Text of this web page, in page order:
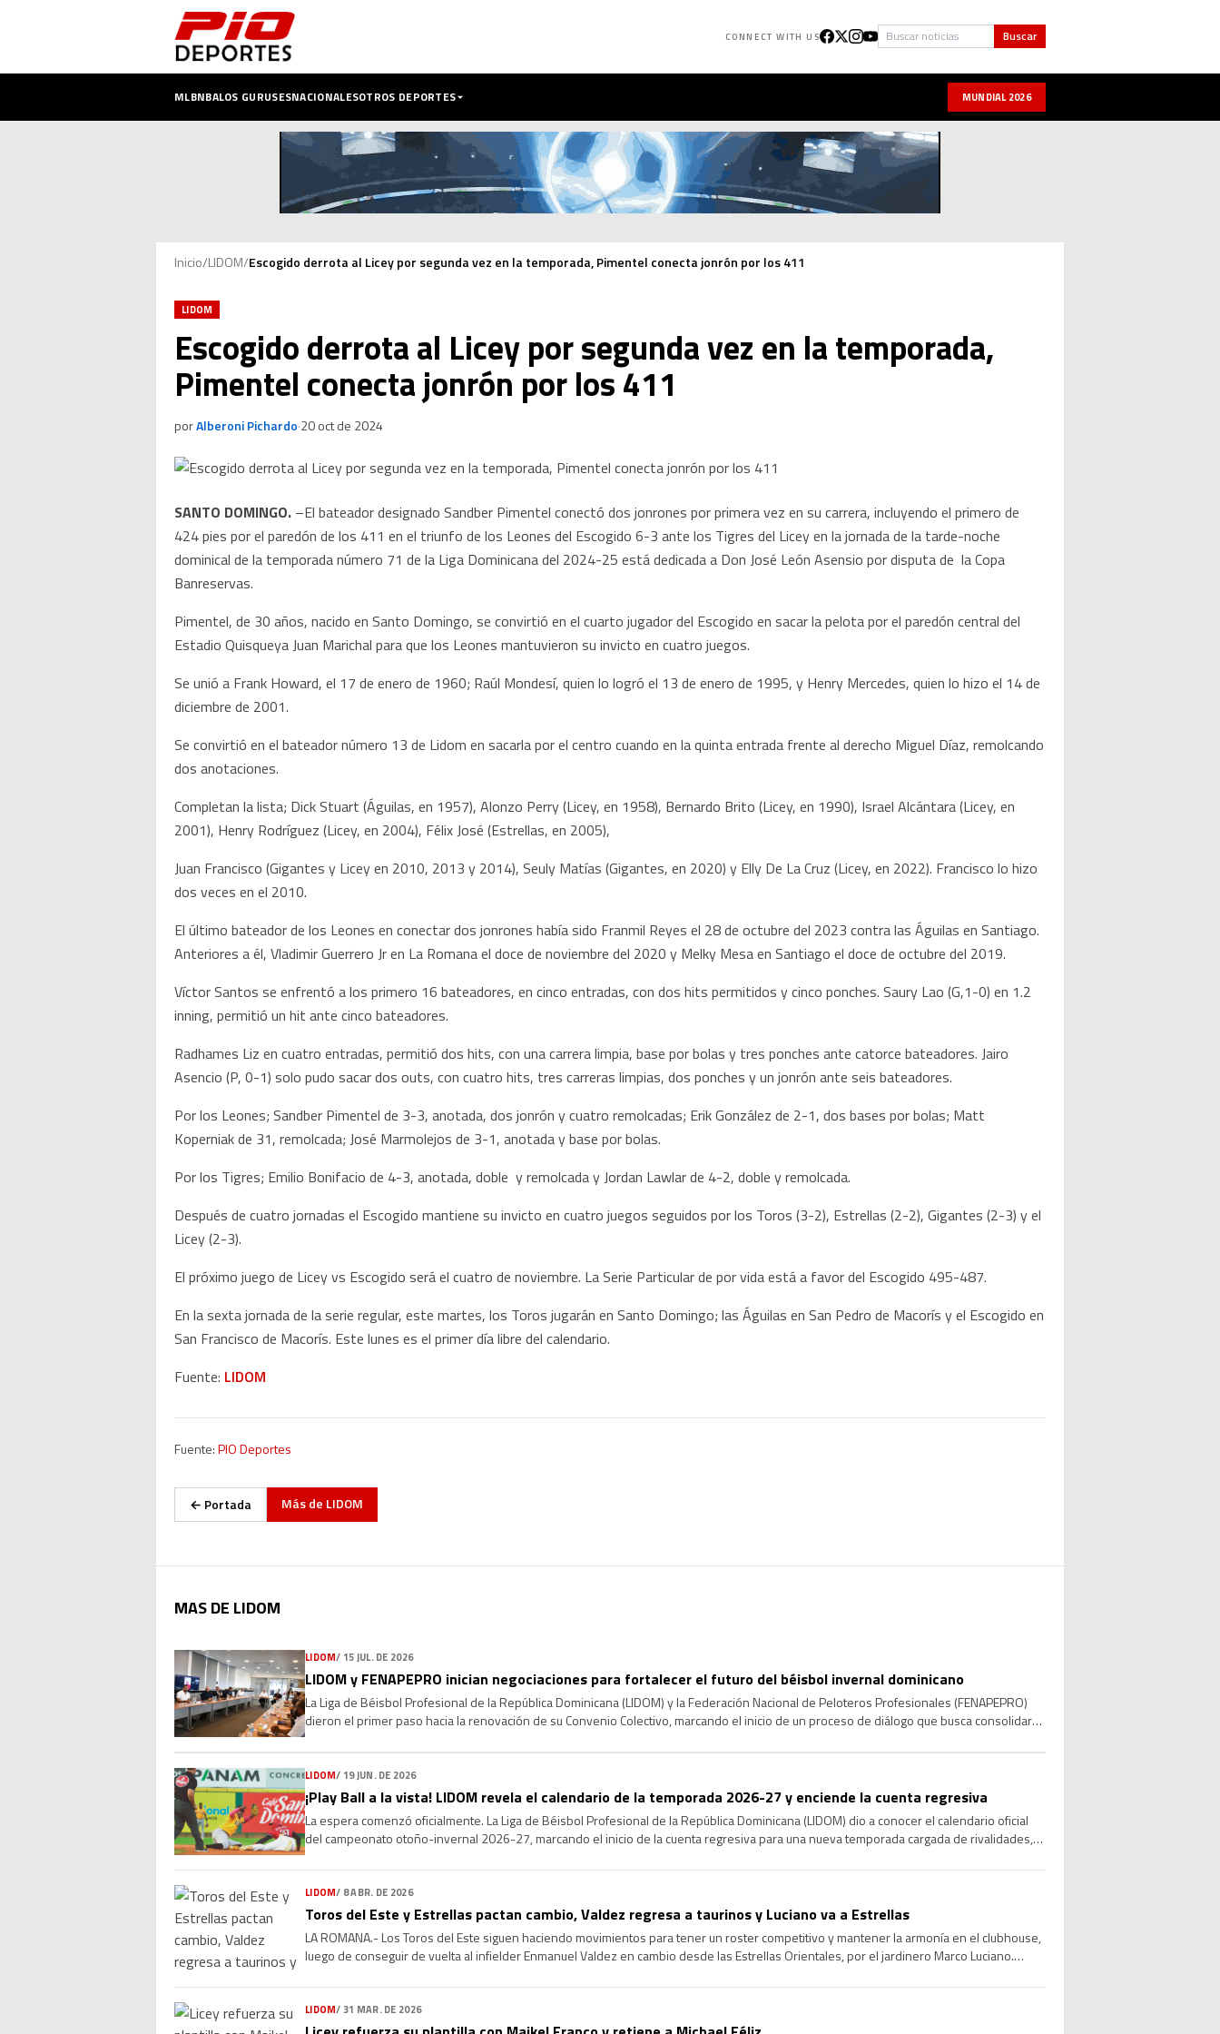
CONNECT WITH US Buscar Buscar
MLBNBALOS GURUSESNACIONALESOTROS DEPORTES MUNDIAL 2026
Inicio/LIDOM/Escogido derrota al Licey por segunda vez en la temporada, Pimentel conecta jonrón por los 411
LIDOM
Escogido derrota al Licey por segunda vez en la temporada,
Pimentel conecta jonrón por los 411
porAlberoni Pichardo·20 oct de 2024
SANTO DOMINGO. –El bateador designado Sandber Pimentel conectó dos jonrones por primera vez en su carrera, incluyendo el primero de
424 pies por el paredón de los 411 en el triunfo de los Leones del Escogido 6-3 ante los Tigres del Licey en la jornada de la tarde-noche
dominical de la temporada número 71 de la Liga Dominicana del 2024-25 está dedicada a Don José León Asensio por disputa de la Copa
Banreservas.
Pimentel, de 30 años, nacido en Santo Domingo, se convirtió en el cuarto jugador del Escogido en sacar la pelota por el paredón central del
Estadio Quisqueya Juan Marichal para que los Leones mantuvieron su invicto en cuatro juegos.
Se unió a Frank Howard, el 17 de enero de 1960; Raúl Mondesí, quien lo logró el 13 de enero de 1995, y Henry Mercedes, quien lo hizo el 14 de
diciembre de 2001.
Se convirtió en el bateador número 13 de Lidom en sacarla por el centro cuando en la quinta entrada frente al derecho Miguel Díaz, remolcando
dos anotaciones.
Completan la lista; Dick Stuart (Águilas, en 1957), Alonzo Perry (Licey, en 1958), Bernardo Brito (Licey, en 1990), Israel Alcántara (Licey, en
2001), Henry Rodríguez (Licey, en 2004), Félix José (Estrellas, en 2005),
Juan Francisco (Gigantes y Licey en 2010, 2013 y 2014), Seuly Matías (Gigantes, en 2020) y Elly De La Cruz (Licey, en 2022). Francisco lo hizo
dos veces en el 2010.
El último bateador de los Leones en conectar dos jonrones había sido Franmil Reyes el 28 de octubre del 2023 contra las Águilas en Santiago.
Anteriores a él, Vladimir Guerrero Jr en La Romana el doce de noviembre del 2020 y Melky Mesa en Santiago el doce de octubre del 2019.
Víctor Santos se enfrentó a los primero 16 bateadores, en cinco entradas, con dos hits permitidos y cinco ponches. Saury Lao (G,1-0) en 1.2
inning, permitió un hit ante cinco bateadores.
Radhames Liz en cuatro entradas, permitió dos hits, con una carrera limpia, base por bolas y tres ponches ante catorce bateadores. Jairo
Asencio (P, 0-1) solo pudo sacar dos outs, con cuatro hits, tres carreras limpias, dos ponches y un jonrón ante seis bateadores.
Por los Leones; Sandber Pimentel de 3-3, anotada, dos jonrón y cuatro remolcadas; Erik González de 2-1, dos bases por bolas; Matt
Koperniak de 31, remolcada; José Marmolejos de 3-1, anotada y base por bolas.
Por los Tigres; Emilio Bonifacio de 4-3, anotada, doble y remolcada y Jordan Lawlar de 4-2, doble y remolcada.
Después de cuatro jornadas el Escogido mantiene su invicto en cuatro juegos seguidos por los Toros (3-2), Estrellas (2-2), Gigantes (2-3) y el
Licey (2-3).
El próximo juego de Licey vs Escogido será el cuatro de noviembre. La Serie Particular de por vida está a favor del Escogido 495-487.
En la sexta jornada de la serie regular, este martes, los Toros jugarán en Santo Domingo; las Águilas en San Pedro de Macorís y el Escogido en
San Francisco de Macorís. Este lunes es el primer día libre del calendario.
Fuente: LIDOM
Fuente:PIO Deportes
← Portada Más de LIDOM
MAS DE LIDOM
LIDOM/ 15 JUL. DE 2026
LIDOM y FENAPEPRO inician negociaciones para fortalecer el futuro del béisbol invernal dominicano
La Liga de Béisbol Profesional de la República Dominicana (LIDOM) y la Federación Nacional de Peloteros Profesionales (FENAPEPRO)
dieron el primer paso hacia la renovación de su Convenio Colectivo, marcando el inicio de un proceso de diálogo que busca consolidar
LIDOM/ 19 JUN. DE 2026
¡Play Ball a la vista! LIDOM revela el calendario de la temporada 2026-27 y enciende la cuenta regresiva
La espera comenzó oficialmente. La Liga de Béisbol Profesional de la República Dominicana (LIDOM) dio a conocer el calendario oficial
del campeonato otoño-invernal 2026-27, marcando el inicio de la cuenta regresiva para una nueva temporada cargada de rivalidades,
LIDOM/ 8 ABR. DE 2026
Toros del Este y Estrellas pactan cambio, Valdez regresa a taurinos y Luciano va a Estrellas
LA ROMANA.- Los Toros del Este siguen haciendo movimientos para tener un roster competitivo y mantener la armonía en el clubhouse,
luego de conseguir de vuelta al infielder Enmanuel Valdez en cambio desde las Estrellas Orientales, por el jardinero Marco Luciano.
LIDOM/ 31 MAR. DE 2026